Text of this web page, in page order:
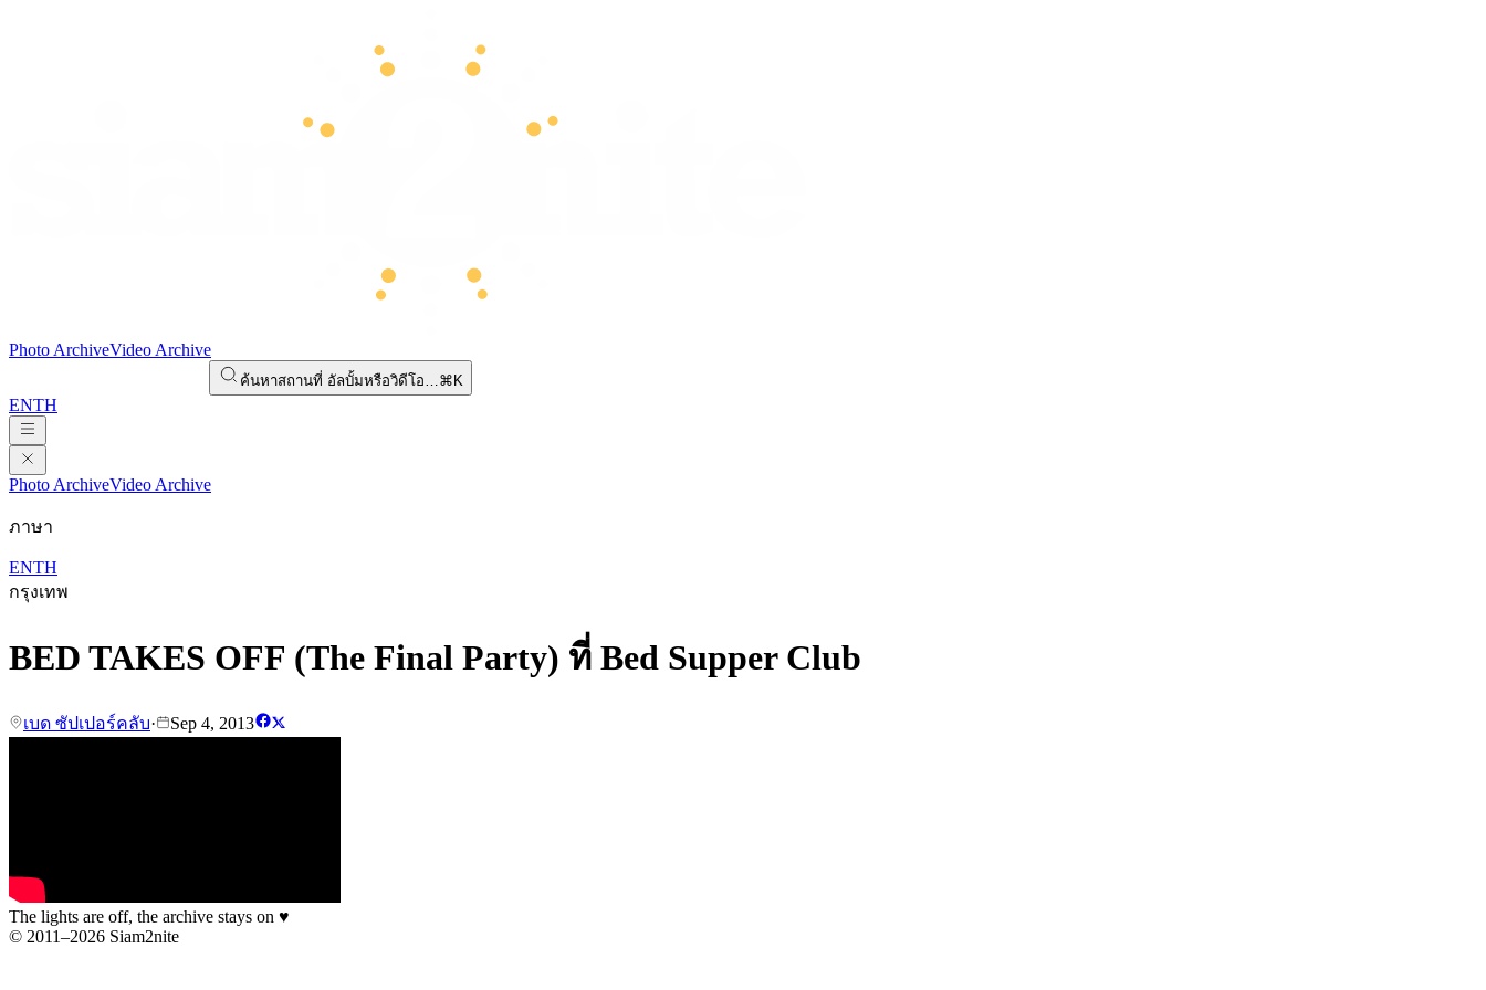
Photo ArchiveVideo Archive
ค้นหาสถานที่ อัลบั้มหรือวิดีโอ…⌘K
ENTH
Photo ArchiveVideo Archive
ภาษา
ENTH
กรุงเทพ
BED TAKES OFF (The Final Party) ที่ Bed Supper Club
เบด ซัปเปอร์คลับ· Sep 4, 2013
The lights are off, the archive stays on ♥
© 2011–2026 Siam2nite